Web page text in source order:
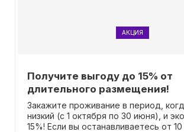
АКЦИЯ
Получите выгоду до 15% от
длительного размещения!
Закажите проживание в период,
низкий (с 1 октября по 30 июня), и
15%! Если вы останавливаетесь от